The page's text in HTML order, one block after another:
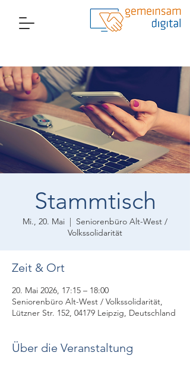
Stammtisch
Mi., 20. Mai
  |
Seniorenbüro Alt-West /
Volkssolidarität
Zeit & Ort
20. Mai 2026, 17:15 – 18:00
Seniorenbüro Alt-West / Volkssolidarität,
Lützner Str. 152, 04179 Leipzig, Deutschland
Über die Veranstaltung